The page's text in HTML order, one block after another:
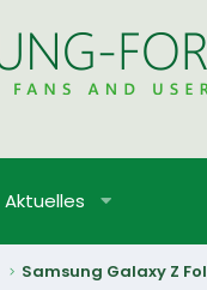
Aktuelles
Samsung Galaxy Z